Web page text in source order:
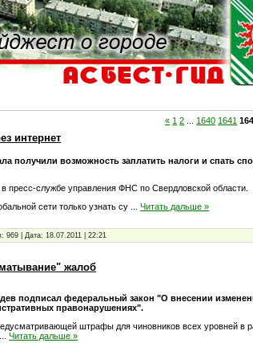
« 1 2 1640 1641
интернет
получили возможность заплатить налоги и спать
пресс-службе управления ФНС по Свердловской области.
сети только узнать су
...Читать дальше »
969 Дата: 18.07.2011 |22:21
жалоб
подписал федеральный закон "О внесении
правонарушениях".
штрафы для чиновников всех уровней в
...Читать дальше »